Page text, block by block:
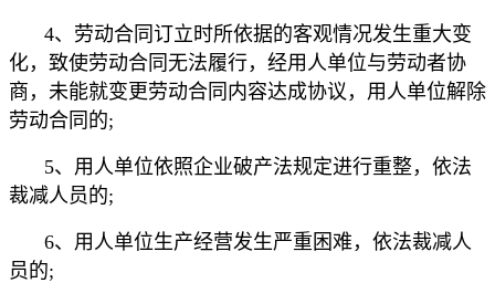
4、劳动合同订立时所依据的客观情况发生重大变
化，致使劳动合同无法履行，经用人单位与劳动者协
商，未能就变更劳动合同内容达成协议，用人单位解除
劳动合同的;
5、用人单位依照企业破产法规定进行重整，依法
裁减人员的;
6、用人单位生产经营发生严重困难，依法裁减人
员的;